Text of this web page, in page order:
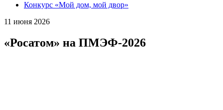
Конкурс «Мой дом, мой двор»
11 июня 2026
«Росатом» на ПМЭФ-2026